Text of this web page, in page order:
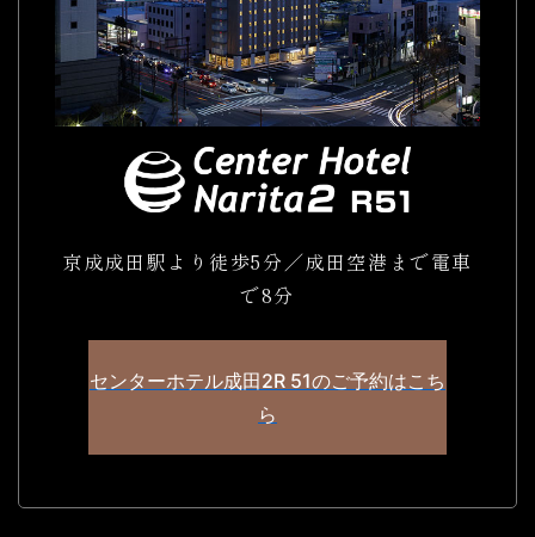
京成成田駅より徒歩5分／成田空港まで電車
で8分
センターホテル成田2R 51のご予約はこち
ら